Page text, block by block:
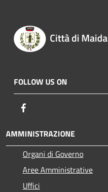
Città di Maida
FOLLOW US ON
AMMINISTRAZIONE
Organi di Governo
Aree Amministrative
Uffici